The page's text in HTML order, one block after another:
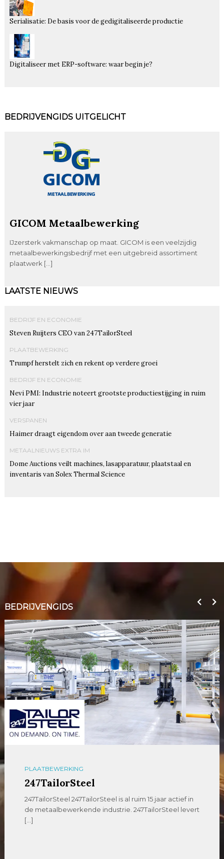
Serialisatie: De basis voor de gedigitaliseerde productie
Digitaliseer met ERP-software: waar begin je?
BEDRIJVENGIDS UITGELICHT
GICOM Metaalbewerking
IJzersterk vakmanschap op maat. GICOM is een veelzijdig
metaalbewerkingsbedrijf met een uitgebreid assortiment
plaatwerk […]
LAATSTE NIEUWS
BEDRIJF EN ECONOMIE
Steven Ruijters CEO van 247TailorSteel
PLAATBEWERKING
Trumpf herstelt zich en rekent op verdere groei
BEDRIJF EN ECONOMIE
Nevi PMI: Industrie noteert grootste productiestijging in ruim
vier jaar
VERSPANEN
Haimer draagt eigendom over aan tweede generatie
METAALNIEUWS EXTRA IM
Dome Auctions veilt machines, lasapparatuur, plaatstaal en
inventaris van Solex Thermal Science
BEDRIJVENGIDS
PLAATBEWERKING
247TailorSteel
247TailorSteel 247TailorSteel is al ruim 15 jaar actief in
de metaalbewerkende industrie. 247TailorSteel levert
[…]